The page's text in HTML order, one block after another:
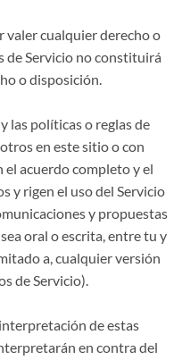
valer cualquier derecho o
de Servicio no constituirá
o disposición.
las políticas o reglas de
en este sitio o con
acuerdo completo y el
y rigen el uso del Servicio
y propuestas
oral o escrita, entre tu y
a, cualquier versión
de Servicio).
de estas
en contra del